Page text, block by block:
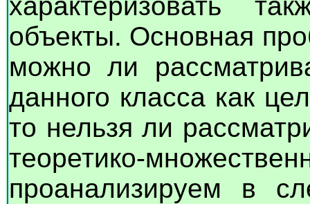
характеризовать
объекты. Основная
можно ли
данного класса как
то нельзя ли
теоретико-
проанализируем в